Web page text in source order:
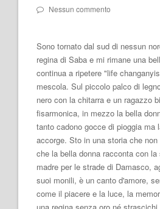
Nessun commento
Sono tornato dal sud di nessun
regina di Saba e mi rimane una
continua a ripetere "life
mescola. Sul piccolo palco di
nero con la chitarra e un ragazzo
fisarmonica, in mezzo la bella
tanto cadono gocce di pioggia ma
accorge. Sto in una storia che
che la bella donna racconta con
madre per le strade di Damasco,
suoi monili, è un canto d'amore,
come il piacere e la luce, la